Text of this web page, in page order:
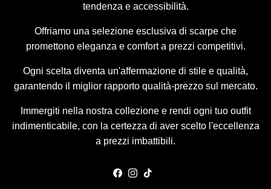
tendenza e accessibilità.
Offriamo una selezione esclusiva di scarpe che
promettono eleganza e comfort a prezzi competitivi.
Ogni scelta diventa un'affermazione di stile e qualità,
garantendo il miglior rapporto qualità-prezzo sul mercato.
Immergiti nella nostra collezione e rendi ogni tuo outfit
indimenticabile, con la certezza di aver scelto l'eccellenza
a prezzi imbattibili.
Facebook
Instagram
TikTok